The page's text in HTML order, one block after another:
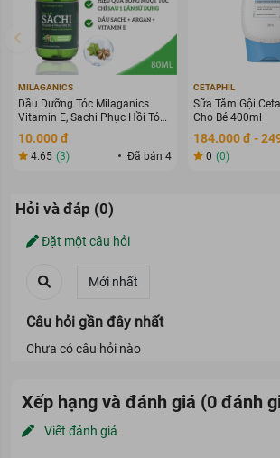
MILAGANICS
Dầu Dưỡng Tóc Milaganics
Vitamin E, Sachi Phục Hồi Tóc
80ml
10.000 đ
4.65 (3) Đã bán 4
CETAPHIL
Sữa Tắm Gội
Cho Bé 400ml
184.000 đ -
0 (0)
Hỏi và đáp (0)
Đặt một câu hỏi
Câu hỏi gần đây nhất
Chưa có câu hỏi nào
Xếp hạng và đánh giá (0 đánh
Viết đánh giá